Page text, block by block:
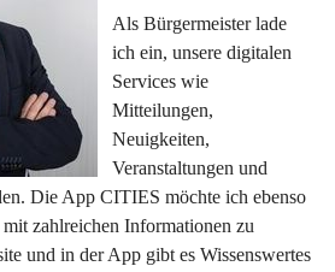
Als Bürgermeister lade
ich ein, unsere digitalen
Services wie
Mitteilungen,
Neuigkeiten,
Veranstaltungen und
Die App CITIES möchte ich ebenso
zahlreichen Informationen zu
und in der App gibt es Wissenswertes